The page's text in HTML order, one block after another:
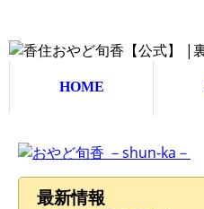
HOME
最新情報